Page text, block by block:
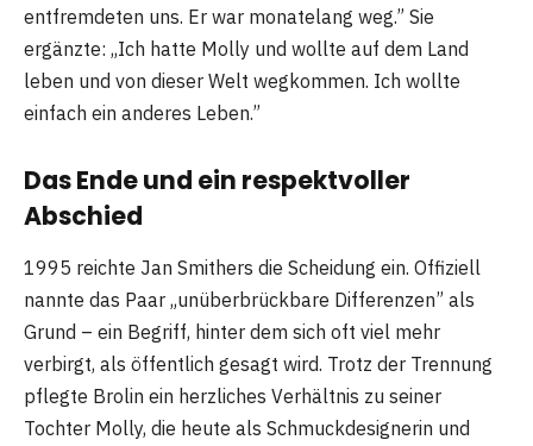
entfremdeten uns. Er war monatelang weg.” Sie
ergänzte: „Ich hatte Molly und wollte auf dem Land
leben und von dieser Welt wegkommen. Ich wollte
einfach ein anderes Leben.”
Das Ende und ein respektvoller
Abschied
1995 reichte Jan Smithers die Scheidung ein. Offiziell
nannte das Paar „unüberbrückbare Differenzen” als
Grund – ein Begriff, hinter dem sich oft viel mehr
verbirgt, als öffentlich gesagt wird. Trotz der Trennung
pflegte Brolin ein herzliches Verhältnis zu seiner
Tochter Molly, die heute als Schmuckdesignerin und